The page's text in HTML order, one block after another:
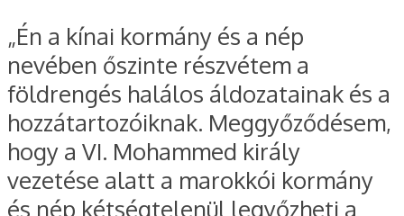
„Én a kínai kormány és a nép
nevében őszinte részvétem a
földrengés halálos áldozatainak és a
hozzátartozóiknak. Meggyőződésem,
hogy a VI. Mohammed király
vezetése alatt a marokkói kormány
és nép kétségtelenül legyőzheti a